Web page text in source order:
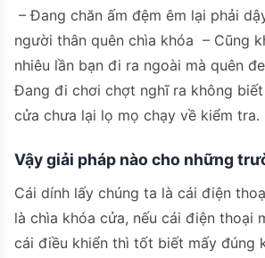
– Đang chăn ấm đệm êm lại phải
người thân quên chìa khóa – Cũng
nhiêu lần bạn đi ra ngoài mà quên
Đang đi chơi chợt nghĩ ra không
cửa chưa lại lọ mọ chạy về kiểm tra.
Vậy giải pháp nào cho những
Cái dính lấy chúng ta là cái điện
là chìa khóa cửa, nếu cái điện thoại
cái điều khiển thì tốt biết mấy đúng